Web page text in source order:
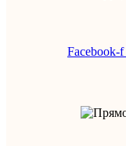
Facebook-f